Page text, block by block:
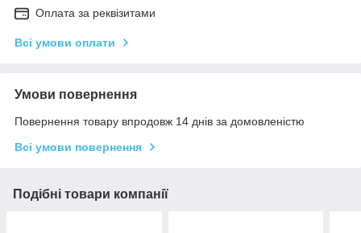
Оплата за реквізитами
Всі умови оплати
Умови повернення
Повернення товару впродовж 14 днів за домовленістю
Всі умови повернення
Подібні товари компанії